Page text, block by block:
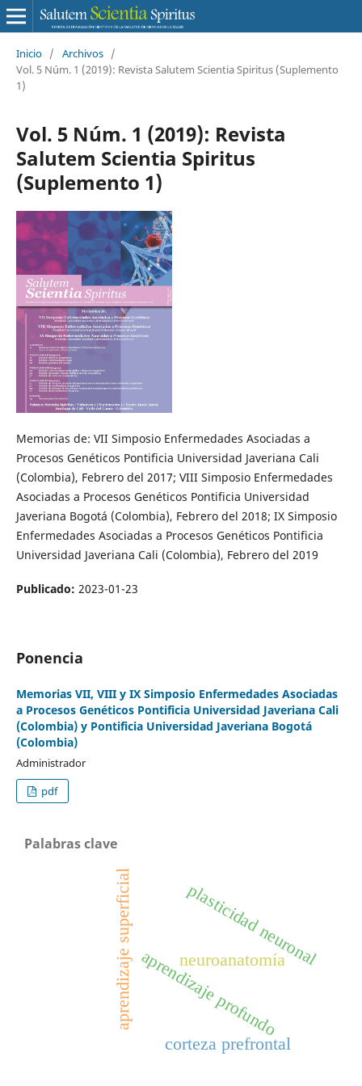
Inicio / Archivos /
Vol. 5 Núm. 1 (2019): Revista Salutem Scientia Spiritus (Suplemento
1)
Vol. 5 Núm. 1 (2019): Revista
Salutem Scientia Spiritus
(Suplemento 1)
Memorias de: VII Simposio Enfermedades Asociadas a
Procesos Genéticos Pontificia Universidad Javeriana Cali
(Colombia), Febrero del 2017; VIII Simposio Enfermedades
Asociadas a Procesos Genéticos Pontificia Universidad
Javeriana Bogotá (Colombia), Febrero del 2018; IX Simposio
Enfermedades Asociadas a Procesos Genéticos Pontificia
Universidad Javeriana Cali (Colombia), Febrero del 2019
Publicado: 2023-01-23
Ponencia
Memorias VII, VIII y IX Simposio Enfermedades Asociadas
a Procesos Genéticos Pontificia Universidad Javeriana Cali
(Colombia) y Pontificia Universidad Javeriana Bogotá
(Colombia)
Administrador
pdf
Palabras clave
neuroanatomía
aprendizaje profundo
aprendizaje superficial
corteza prefrontal
plasticidad neuronal